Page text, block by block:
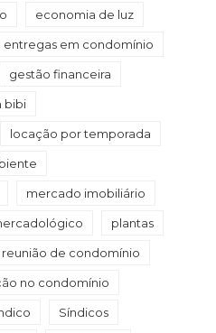
economia de luz
entregas em condomínio
gestão financeira
bibi
locação por temporada
mercado imobiliário
plantas
reunião de condomínio
no condomínio
Síndicos